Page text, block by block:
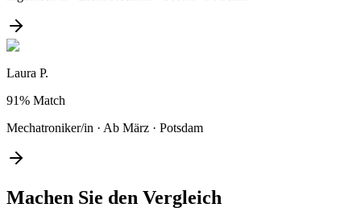
Laura P.
91% Match
Mechatroniker/in · Ab März · Potsdam
Machen Sie den Vergleich